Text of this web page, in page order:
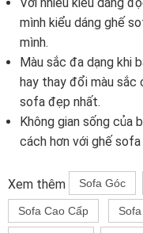
mình kiểu dáng ghế
mình.
Màu sắc đa dạng khi
hay thay đổi màu sắc
sofa đẹp nhất.
Không gian sống của
cách hơn với ghế
Xem thêm Sofa Góc
Sofa Cao Cấp